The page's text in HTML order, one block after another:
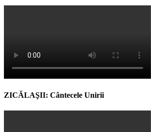
ZICĂLAŞII: Cântecele Unirii